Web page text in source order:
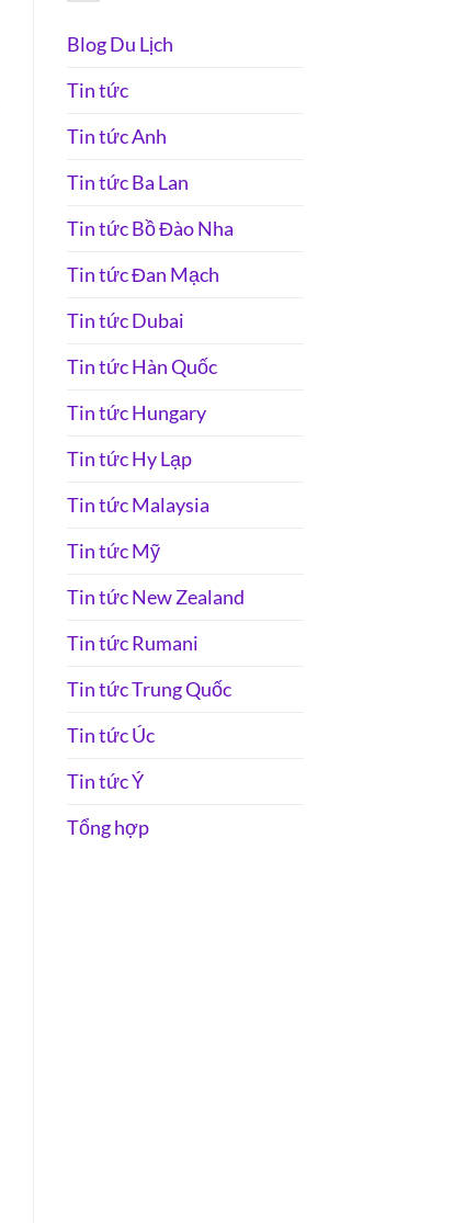
Blog Du Lịch
Tin tức
Tin tức Anh
Tin tức Ba Lan
Tin tức Bồ Đào Nha
Tin tức Đan Mạch
Tin tức Dubai
Tin tức Hàn Quốc
Tin tức Hungary
Tin tức Hy Lạp
Tin tức Malaysia
Tin tức Mỹ
Tin tức New Zealand
Tin tức Rumani
Tin tức Trung Quốc
Tin tức Úc
Tin tức Ý
Tổng hợp